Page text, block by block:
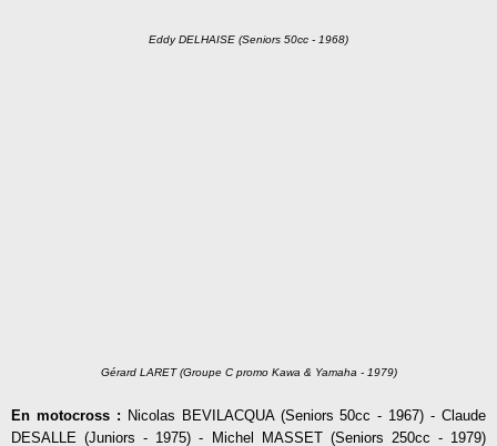
Eddy DELHAISE (Seniors 50cc - 1968)
Gérard LARET (Groupe C promo Kawa & Yamaha - 1979)
En motocross : Nicolas BEVILACQUA (Seniors 50cc - 1967) - Claude
DESALLE (Juniors - 1975) - Michel MASSET (Seniors 250cc - 1979)